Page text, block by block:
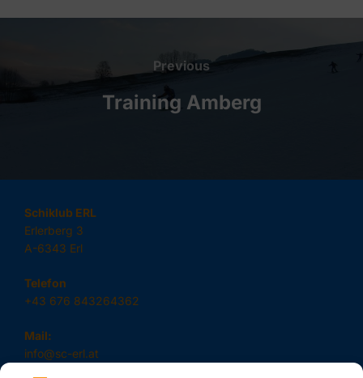
Previous
Previous
Training Amberg
Schiklub ERL
Erlerberg 3
A-6343 Erl
Telefon
+43 676 843264362
Mail:
info@sc-erl.at